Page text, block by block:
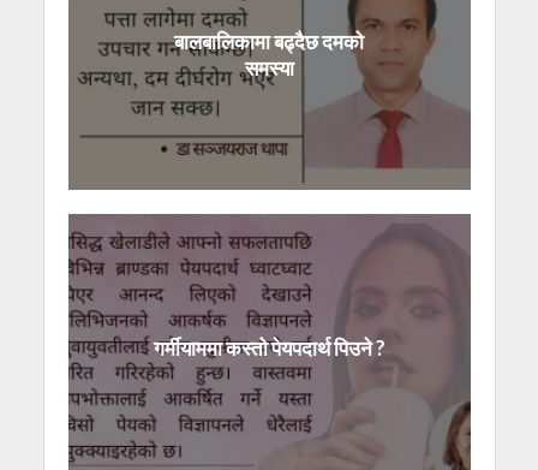
बालबालिकामा बढ्दैछ दमको
समस्या
गर्मीयाममा कस्तो पेयपदार्थ पिउने ?